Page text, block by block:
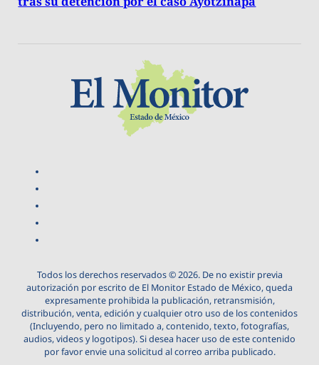
Todos los derechos reservados © 2026. De no existir previa
autorización por escrito de El Monitor Estado de México, queda
expresamente prohibida la publicación, retransmisión,
distribución, venta, edición y cualquier otro uso de los contenidos
(Incluyendo, pero no limitado a, contenido, texto, fotografías,
audios, videos y logotipos). Si desea hacer uso de este contenido
por favor envie una solicitud al correo arriba publicado.